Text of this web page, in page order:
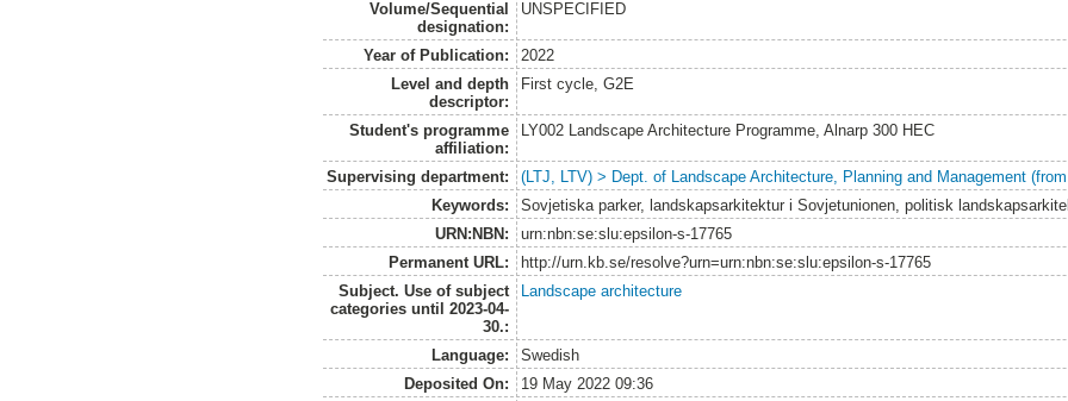
Volume/Sequential
designation:
UNSPECIFIED
Year of Publication:
2022
Level and depth
descriptor:
First cycle, G2E
Student's programme
affiliation:
LY002 Landscape Architecture Programme, Alnarp 300 HEC
Supervising department:
(LTJ, LTV) > Dept. of Landscape Architecture, Planning and Management
Keywords:
Sovjetiska parker, landskapsarkitektur i Sovjetunionen, politisk
URN:NBN:
urn:nbn:se:slu:epsilon-s-17765
Permanent URL:
http://urn.kb.se/resolve?urn=urn:nbn:se:slu:epsilon-s-17765
Subject. Use of subject
categories until 2023-04-
30.:
Landscape architecture
Language:
Swedish
Deposited On:
19 May 2022 09:36